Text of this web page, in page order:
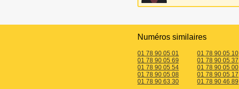
Numéros similaires
01 78 90 05 01 01 78 90 05 10
01 78 90 05 69
01 78 90 05 37
01 78 90 05 54
01 78 90 05 00
01 78 90 05 08
01 78 90 05 17
01 78 90 63 30
01 78 90 46 89